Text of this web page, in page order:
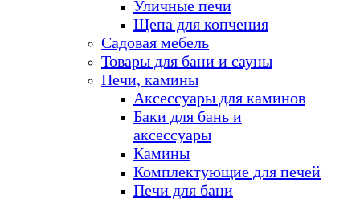
Уличные печи
Щепа для копчения
Садовая мебель
Товары для бани и сауны
Печи, камины
Аксессуары для каминов
Баки для бань и
аксессуары
Камины
Комплектующие для печей
Печи для бани